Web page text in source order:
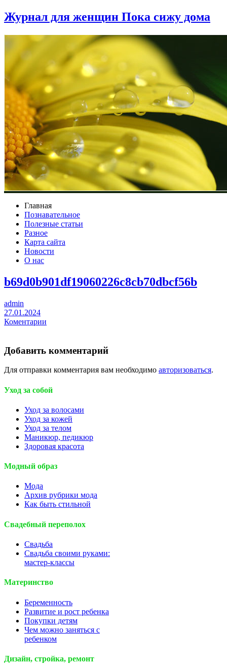
Журнал для женщин Пока сижу дома
Главная
Познавательное
Полезные статьи
Разное
Карта сайта
Новости
О нас
b69d0b901df19060226c8cb70dbcf56b
admin
27.01.2024
Коментарии
Добавить комментарий
Для отправки комментария вам необходимо авторизоваться.
Уход за собой
Уход за волосами
Уход за кожей
Уход за телом
Маникюр, педикюр
Здоровая красота
Модный образ
Мода
Архив рубрики мода
Как быть стильной
Свадебный переполох
Свадьба
Свадьба своими руками:
мастер-классы
Материнство
Беременность
Развитие и рост ребенка
Покупки детям
Чем можно заняться с
ребенком
Дизайн, стройка, ремонт